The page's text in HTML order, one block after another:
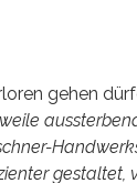
gehen
gestaltet,